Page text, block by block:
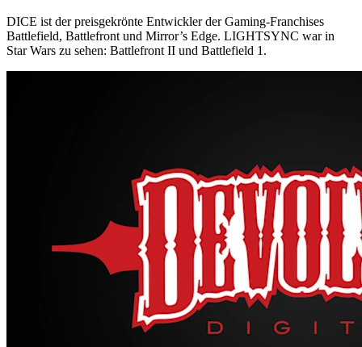
DICE ist der preisgekrönte Entwickler der Gaming-Franchises
Battlefield, Battlefront und Mirror’s Edge. LIGHTSYNC war in
Star Wars zu sehen: Battlefront II und Battlefield 1.